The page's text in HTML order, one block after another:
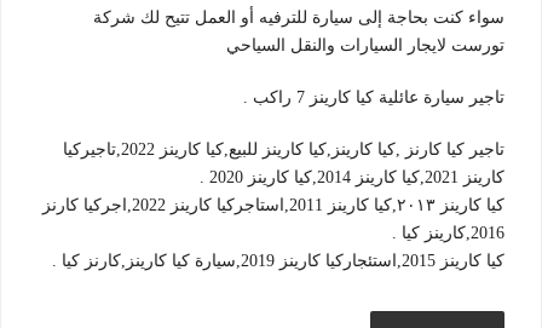
سواء كنت بحاجة إلى سيارة للترفيه أو العمل تتيح لك شركة
تورست لايجار السيارات والنقل السياحي
تاجير سيارة عائلية كيا كارينز 7 راكب .
تاجير كيا كارنز ,كيا كارينز,كيا كارينز للبيع,كيا كارينز 2022,تاجيركيا
كارينز 2021,كيا كارينز 2014,كيا كارينز 2020 .
كيا كارينز ٢٠١٣,كيا كارينز 2011,استاجركيا كارينز 2022,اجركيا كارنز
2016,كارينز كيا .
كيا كارينز 2015,استئجاركيا كارينز 2019,سيارة كيا كارينز,كارنز كيا .